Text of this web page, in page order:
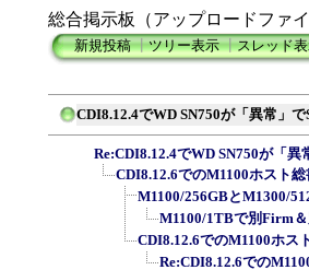
総合掲示板（アップロードファ
新規投稿┃ツリー表示┃スレッド
CDI8.12.4でWD SN750が「異常」で
Re:CDI8.12.4でWD SN750が「異
CDI8.12.6でのM1100ホスト総
M1100/256GBとM1300/
M1100/1TBで別Firm＆
CDI8.12.6でのM1100ホス
Re:CDI8.12.6での